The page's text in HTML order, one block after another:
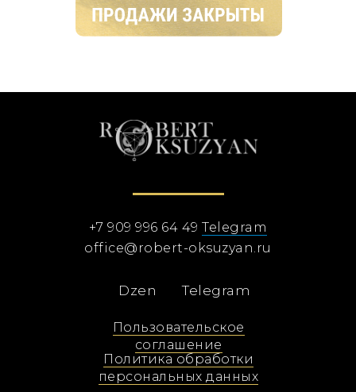
+7 909 996 64 49 Telegram
office@robert-oksuzyan.ru
Пользовательское
соглашение
Telegram
Dzen
Политика обработки
персональных данных